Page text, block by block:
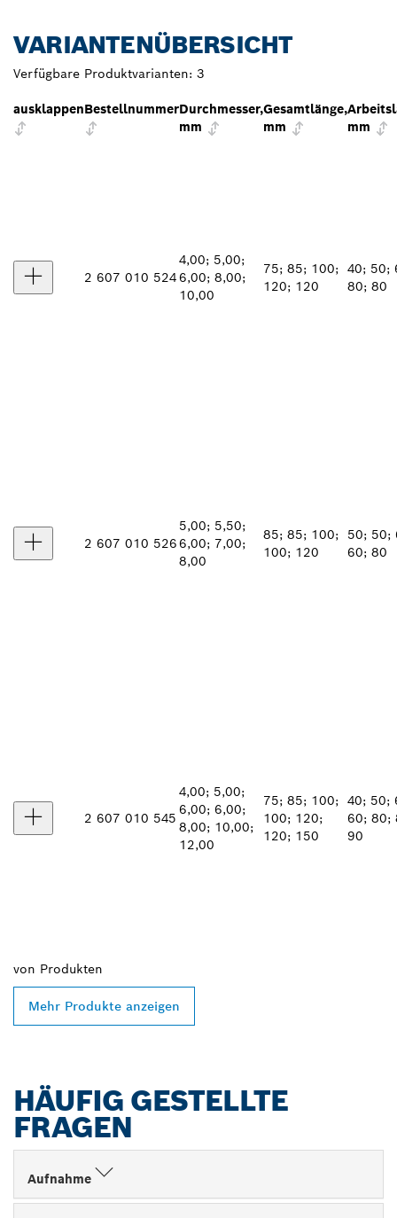
VARIANTENÜBERSICHT
Verfügbare Produktvarianten: 3
ausklappenBestellnummerDurchmesser,
mm
Gesamtlänge,
mm
mm
2 607 010 524
4,00; 5,00;
6,00; 8,00;
10,00
75; 85; 100;
120; 120
40; 50;
80; 80
2 607 010 526
5,00; 5,50;
6,00; 7,00;
8,00
85; 85; 100;
100; 120
50; 50;
60; 80
2 607 010 545
4,00; 5,00;
6,00; 6,00;
8,00; 10,00;
12,00
75; 85; 100;
100; 120;
120; 150
40; 50;
60; 80;
90
von Produkten
Mehr Produkte anzeigen
HÄUFIG GESTELLTE
FRAGEN
Aufnahme